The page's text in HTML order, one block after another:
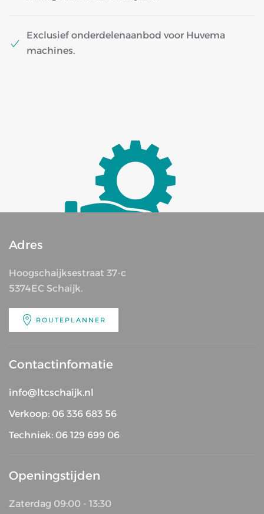
Exclusief onderdelenaanbod voor Huvema
machines.
Adres
Hoogschaijksestraat 37-c
5374EC Schaijk.
ROUTEPLANNER
Contactinfomatie
info@ltcschaijk.nl
Verkoop: 06 336 683 56
Techniek: 06 129 699 06
Openingstijden
Zaterdag 09:00 - 13:30